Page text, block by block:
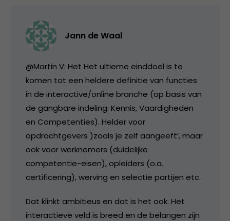
Jann de Waal
@Martin V: Het Het ultieme einddoel is te
komen tot een heldere definitie van functies
in de interactive/online branche (op basis van
de gangbare indeling: Kennis, Vaardigheden
en Competenties). Helder voor
opdrachtgevers )zoals je zelf aangeeft’, maar
ook voor werknemers (duidelijke
competentie-eisen), opleiders (o.a.
certificering), werving en selectie partijen etc.
Dat klinkt ambitieus en dat is het ook. Het
interactieve veld is breed en de belangen zijn